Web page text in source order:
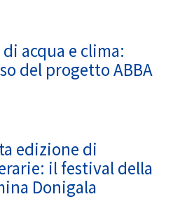
acqua e clima:
del progetto ABBA
edizione di
il festival della
Donigala